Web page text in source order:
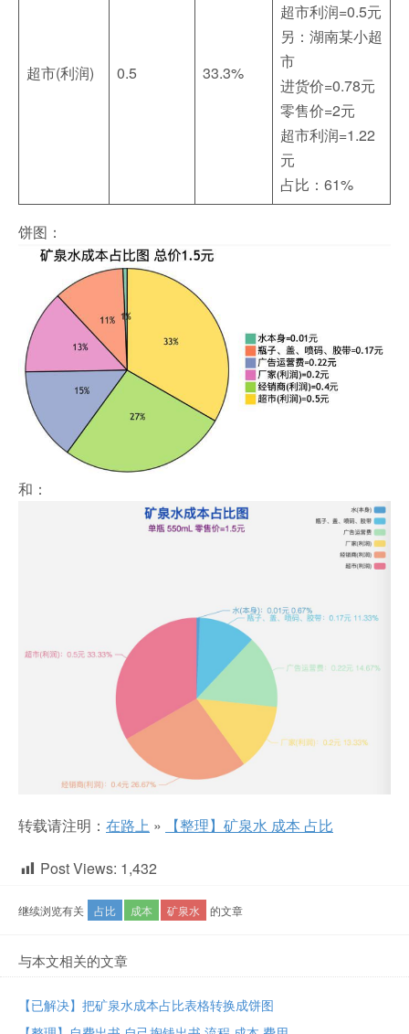
超市(利润) 0.5 33.3%
超市利润=0.5元
另：湖南某小超
市
进货价=0.78元
零售价=2元
超市利润=1.22
元
占比：61%
饼图：
和：
转载请注明： 在路上 » 【整理】矿泉水 成本 占比
Post Views: 1,432
继续浏览有关 占比 成本 矿泉水 的文章
与本文相关的文章
【已解决】把矿泉水成本占比表格转换成饼图